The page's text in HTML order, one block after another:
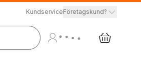
KundserviceFöretagskund?